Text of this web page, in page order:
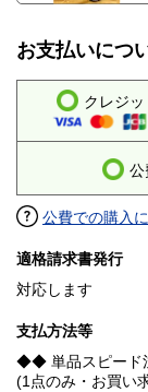
お支払いにつ
クレジ
公
公費での購入
適格請求書発行
対応します
支払方法等
◆◆ 単品スピー
(1点のみ・お買い